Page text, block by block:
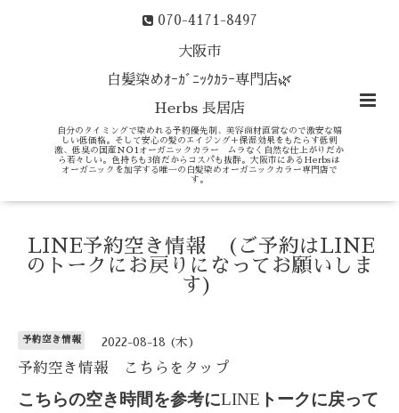
070-4171-8497
大阪市
白髪染めｵｰｶﾞﾆｯｸｶﾗｰ専門店🌿
Herbs 長居店
自分のタイミングで染めれる予約優先制、美容商材直営なので激安な嬉
しい低価格。そして安心の髪のエイジング＋保湿効果をもたらす低刺
激、低臭の国産ＮＯ1オーガニックカラー ムラなく自然な仕上がりだか
ら若々しい。色持ちも3倍だからコスパも抜群。大阪市にあるHerbsは
オーガニックを加学する唯一の白髪染めオーガニックカラー専門店で
す。
LINE予約空き情報 (ご予約はLINE
のトークにお戻りになってお願いしま
す)
予約空き情報 2022-08-18 (木)
予約空き情報 こちらをタップ
こちらの空き時間を参考にLINE トークに戻って